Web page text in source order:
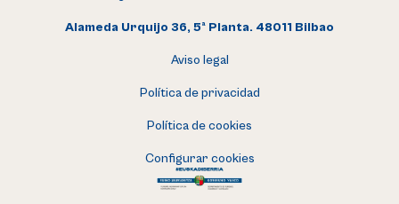
Alameda Urquijo 36, 5ª Planta. 48011 Bilbao
Aviso legal
Política de privacidad
Política de cookies
Configurar cookies